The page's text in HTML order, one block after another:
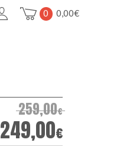
0 0,00€
259,00€
249,00€